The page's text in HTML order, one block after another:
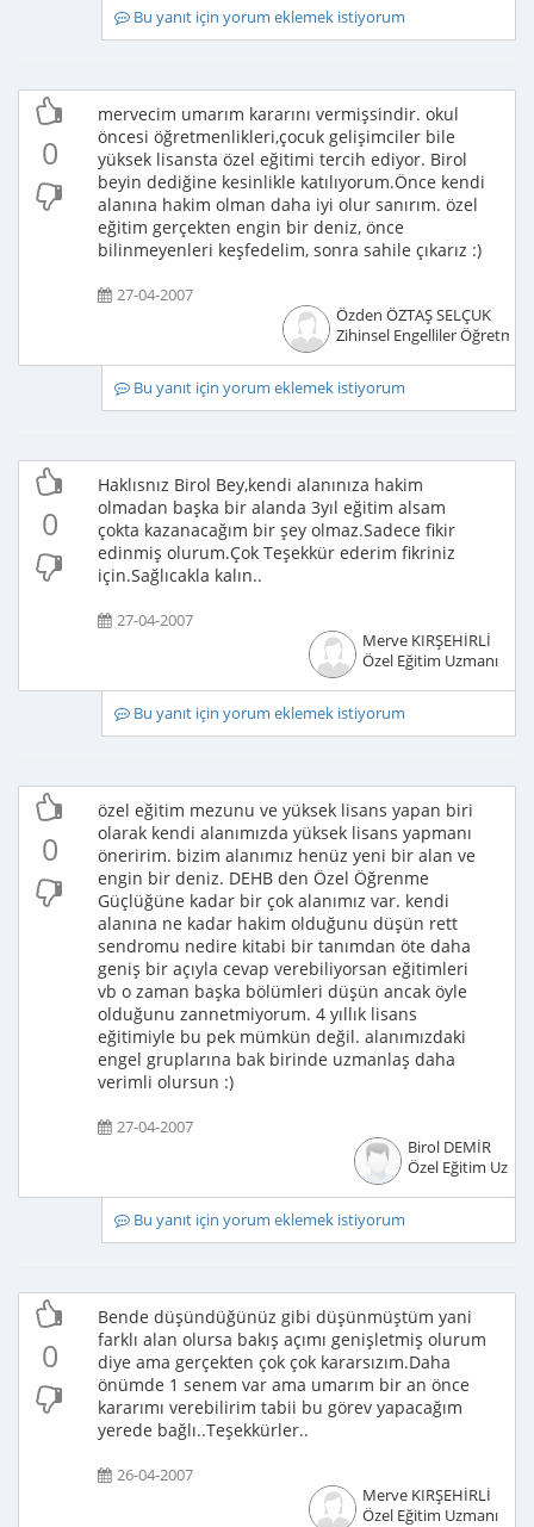
Bu yanıt için yorum eklemek istiyorum
0
mervecim umarım kararını vermişsindir. okul
öncesi öğretmenlikleri,çocuk gelişimciler bile
yüksek lisansta özel eğitimi tercih ediyor. Birol
beyin dediğine kesinlikle katılıyorum.Önce kendi
alanına hakim olman daha iyi olur sanırım. özel
eğitim gerçekten engin bir deniz, önce
bilinmeyenleri keşfedelim, sonra sahile çıkarız :)
27-04-2007
Özden ÖZTAŞ SELÇUK
Zihinsel Engelliler
Bu yanıt için yorum eklemek istiyorum
0
Haklısnız Birol Bey,kendi alanınıza hakim
olmadan başka bir alanda 3yıl eğitim alsam
çokta kazanacağım bir şey olmaz.Sadece fikir
edinmiş olurum.Çok Teşekkür ederim fikriniz
için.Sağlıcakla kalın..
27-04-2007
Merve KIRŞEHİRLİ
Özel Eğitim Uzmanı
Bu yanıt için yorum eklemek istiyorum
0
özel eğitim mezunu ve yüksek lisans yapan biri
olarak kendi alanımızda yüksek lisans yapmanı
öneririm. bizim alanımız henüz yeni bir alan ve
engin bir deniz. DEHB den Özel Öğrenme
Güçlüğüne kadar bir çok alanımız var. kendi
alanına ne kadar hakim olduğunu düşün rett
sendromu nedire kitabi bir tanımdan öte daha
geniş bir açıyla cevap verebiliyorsan eğitimleri
vb o zaman başka bölümleri düşün ancak öyle
olduğunu zannetmiyorum. 4 yıllık lisans
eğitimiyle bu pek mümkün değil. alanımızdaki
engel gruplarına bak birinde uzmanlaş daha
verimli olursun :)
27-04-2007
Birol DEMİR
Özel Eğitim
Bu yanıt için yorum eklemek istiyorum
0
Bende düşündüğünüz gibi düşünmüştüm yani
farklı alan olursa bakış açımı genişletmiş olurum
diye ama gerçekten çok çok kararsızım.Daha
önümde 1 senem var ama umarım bir an önce
kararımı verebilirim tabii bu görev yapacağım
yerede bağlı..Teşekkürler..
26-04-2007
Merve KIRŞEHİRLİ
Özel Eğitim Uzmanı